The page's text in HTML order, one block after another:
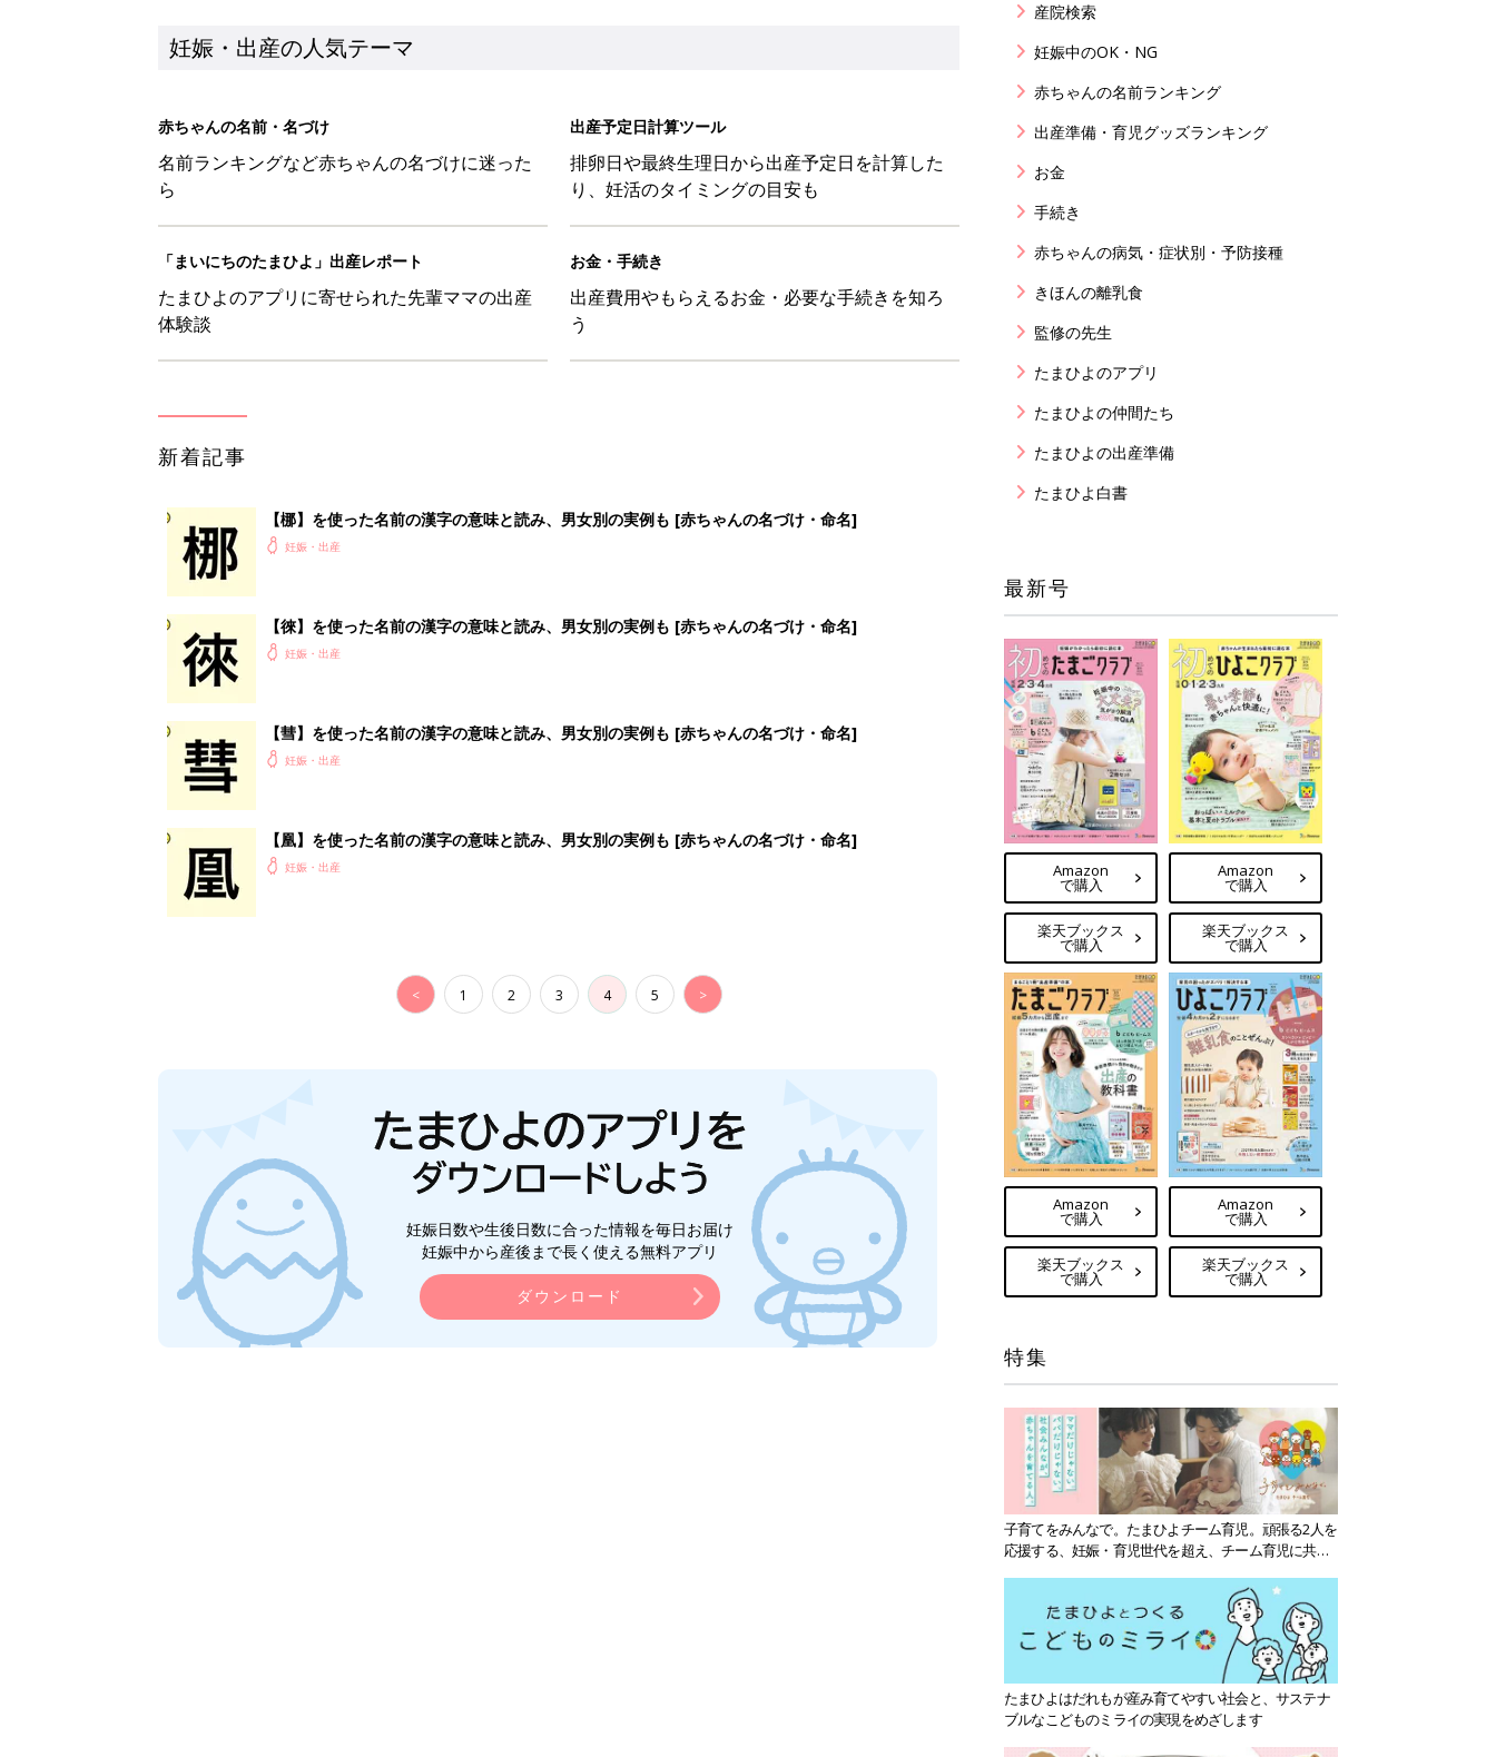
妊娠・出産の人気テーマ
赤ちゃんの名前・名づけ
名前ランキングなど赤ちゃんの名づけに迷った
ら
出産予定日計算ツール
排卵日や最終生理日から出産予定日を計算した
り、妊活のタイミングの目安も
「まいにちのたまひよ」出産レポート
たまひよのアプリに寄せられた先輩ママの出産
体験談
お金・手続き
出産費用やもらえるお金・必要な手続きを知ろ
う
新着記事
【梛】を使った名前の漢字の意味と読み、男女別の実例も [赤ちゃんの名づけ・命名]
妊娠・出産
【徠】を使った名前の漢字の意味と読み、男女別の実例も [赤ちゃんの名づけ・命名]
妊娠・出産
【彗】を使った名前の漢字の意味と読み、男女別の実例も [赤ちゃんの名づけ・命名]
妊娠・出産
【凰】を使った名前の漢字の意味と読み、男女別の実例も [赤ちゃんの名づけ・命名]
妊娠・出産
< 1 2 3 4 5 >
妊娠日数や生後日数に合った情報を毎日お届け
妊娠中から産後まで長く使える無料アプリ
ダウンロード
産院検索
妊娠中のOK・NG
赤ちゃんの名前ランキング
出産準備・育児グッズランキング
お金
手続き
赤ちゃんの病気・症状別・予防接種
きほんの離乳食
監修の先生
たまひよのアプリ
たまひよの仲間たち
たまひよの出産準備
たまひよ白書
最新号
Amazon
で購入
楽天ブックス
で購入
Amazon
で購入
楽天ブックス
で購入
Amazon
で購入
楽天ブックス
で購入
Amazon
で購入
楽天ブックス
で購入
特集
子育てをみんなで。たまひよチーム育児。頑張る2人を
応援する、妊娠・育児世代を超え、チーム育児に共感
たまひよはだれもが産み育てやすい社会と、サステナ
ブルなこどものミライの実現をめざします